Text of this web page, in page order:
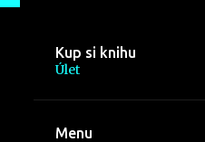
Kup si knihu
Úlet
Menu